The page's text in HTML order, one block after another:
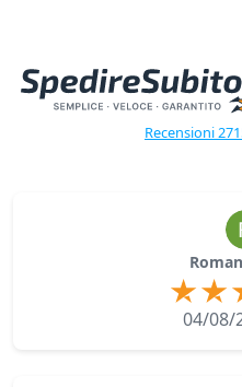
Recensioni
04/08/